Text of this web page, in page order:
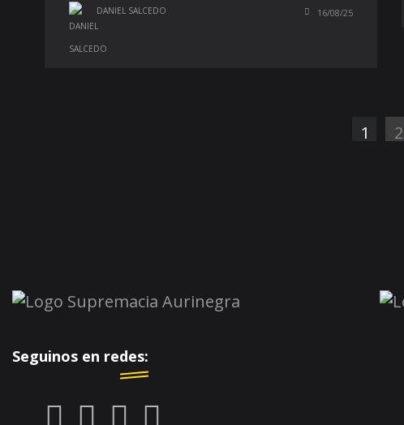
DANIEL SALCEDO 16/08/25
1 2
Seguinos en redes: